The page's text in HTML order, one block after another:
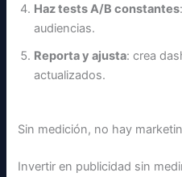
Haz tests A/B constantes
audiencias.
Reporta y ajusta: crea
actualizados.
Sin medición, no hay
Invertir en publicidad sin